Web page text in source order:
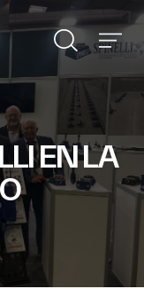
EN LA